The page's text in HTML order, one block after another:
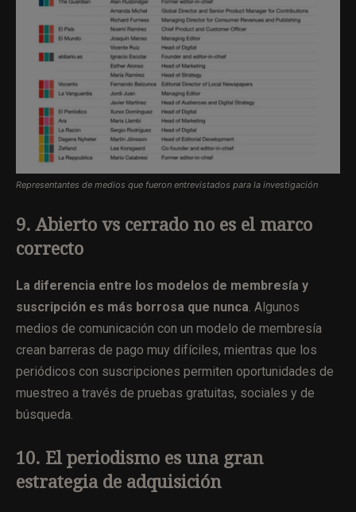
Representantes de medios que fueron entrevistados para la investigación
9. Abierto vs cerrado no es el marco
correcto
La diferencia entre los modelos de membresía y
suscripción es más borrosa que nunca. Algunos
medios de comunicación con un modelo de membresía
crean barreras de pago muy difíciles, mientras que los
periódicos con suscripciones permiten oportunidades de
muestreo a través de pruebas gratuitas, sociales y de
búsqueda.
10. El periodismo es una gran
estrategia de adquisición